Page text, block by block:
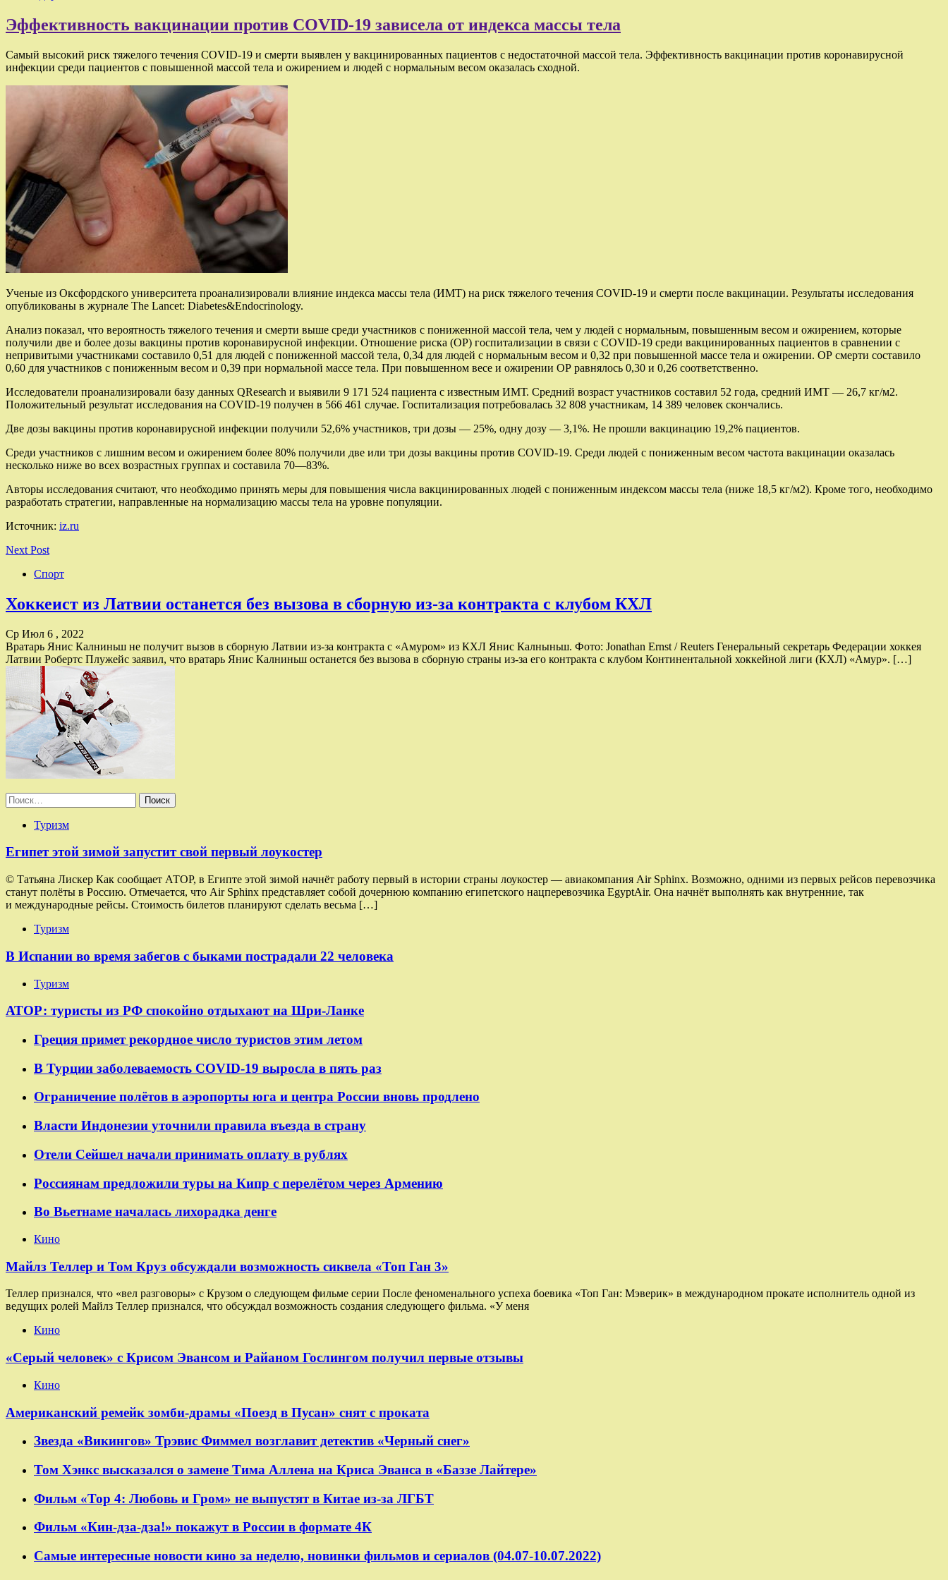
Эффективность вакцинации против COVID-19 зависела от индекса массы тела
Самый высокий риск тяжелого течения COVID-19 и смерти выявлен у вакцинированных пациентов с недостаточной массой тела. Эффективность вакцинации против коронавирусной
инфекции среди пациентов с повышенной массой тела и ожирением и людей с нормальным весом оказалась сходной.
Ученые из Оксфордского университета проанализировали влияние индекса массы тела (ИМТ) на риск тяжелого течения COVID-19 и смерти после вакцинации. Результаты исследования
опубликованы в журнале The Lancet: Diabetes&Endocrinology.
Анализ показал, что вероятность тяжелого течения и смерти выше среди участников с пониженной массой тела, чем у людей с нормальным, повышенным весом и ожирением, которые
получили две и более дозы вакцины против коронавирусной инфекции. Отношение риска (ОР) госпитализации в связи с COVID-19 среди вакцинированных пациентов в сравнении с
непривитыми участниками составило 0,51 для людей с пониженной массой тела, 0,34 для людей с нормальным весом и 0,32 при повышенной массе тела и ожирении. ОР смерти составило
0,60 для участников с пониженным весом и 0,39 при нормальной массе тела. При повышенном весе и ожирении ОР равнялось 0,30 и 0,26 соответственно.
Исследователи проанализировали базу данных QResearch и выявили 9 171 524 пациента с известным ИМТ. Средний возраст участников составил 52 года, средний ИМТ — 26,7 кг/м2.
Положительный результат исследования на COVID-19 получен в 566 461 случае. Госпитализация потребовалась 32 808 участникам, 14 389 человек скончались.
Две дозы вакцины против коронавирусной инфекции получили 52,6% участников, три дозы — 25%, одну дозу — 3,1%. Не прошли вакцинацию 19,2% пациентов.
Среди участников с лишним весом и ожирением более 80% получили две или три дозы вакцины против COVID-19. Среди людей с пониженным весом частота вакцинации оказалась
несколько ниже во всех возрастных группах и составила 70—83%.
Авторы исследования считают, что необходимо принять меры для повышения числа вакцинированных людей с пониженным индексом массы тела (ниже 18,5 кг/м2). Кроме того, необходимо
разработать стратегии, направленные на нормализацию массы тела на уровне популяции.
Источник: iz.ru
Next Post
Спорт
Хоккеист из Латвии останется без вызова в сборную из-за контракта с клубом КХЛ
Ср Июл 6 , 2022
Вратарь Янис Калниньш не получит вызов в сборную Латвии из-за контракта с «Амуром» из КХЛ Янис Калныньш. Фото: Jonathan Ernst / Reuters Генеральный секретарь Федерации хоккея
Латвии Робертс Плужейс заявил, что вратарь Янис Калниньш останется без вызова в сборную страны из-за его контракта с клубом Континентальной хоккейной лиги (КХЛ) «Амур». […]
Найти:
Туризм
Египет этой зимой запустит свой первый лоукостер
© Татьяна Лискер Как сообщает АТОР, в Египте этой зимой начнёт работу первый в истории страны лоукостер — авиакомпания Air Sphinx. Возможно, одними из первых рейсов перевозчика
станут полёты в Россию. Отмечается, что Air Sphinx представляет собой дочернюю компанию египетского нацперевозчика EgyptAir. Она начнёт выполнять как внутренние, так
и международные рейсы. Стоимость билетов планируют сделать весьма […]
Туризм
В Испании во время забегов с быками пострадали 22 человека
Туризм
АТОР: туристы из РФ спокойно отдыхают на Шри-Ланке
Греция примет рекордное число туристов этим летом
В Турции заболеваемость COVID-19 выросла в пять раз
Ограничение полётов в аэропорты юга и центра России вновь продлено
Власти Индонезии уточнили правила въезда в страну
Отели Сейшел начали принимать оплату в рублях
Россиянам предложили туры на Кипр с перелётом через Армению
Во Вьетнаме началась лихорадка денге
Кино
Майлз Теллер и Том Круз обсуждали возможность сиквела «Топ Ган 3»
Теллер признался, что «вел разговоры» с Крузом о следующем фильме серии После феноменального успеха боевика «Топ Ган: Мэверик» в международном прокате исполнитель одной из
ведущих ролей Майлз Теллер признался, что обсуждал возможность создания следующего фильма. «У меня
Кино
«Серый человек» с Крисом Эвансом и Райаном Гослингом получил первые отзывы
Кино
Американский ремейк зомби-драмы «Поезд в Пусан» снят с проката
Звезда «Викингов» Трэвис Фиммел возглавит детектив «Черный снег»
Том Хэнкс высказался о замене Тима Аллена на Криса Эванса в «Баззе Лайтере»
Фильм «Тор 4: Любовь и Гром» не выпустят в Китае из-за ЛГБТ
Фильм «Кин-дза-дза!» покажут в России в формате 4К
Самые интересные новости кино за неделю, новинки фильмов и сериалов (04.07-10.07.2022)